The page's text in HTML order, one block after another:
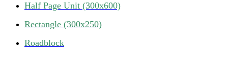
Half Page Unit (300x600)
Rectangle (300x250)
Roadblock